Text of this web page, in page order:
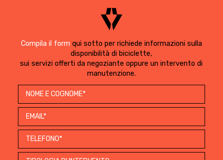
Compila il form qui sotto per richiede informazioni sulla
disponibilità di biciclette,
sui servizi offerti da negoziante oppure un intervento di
manutenzione.